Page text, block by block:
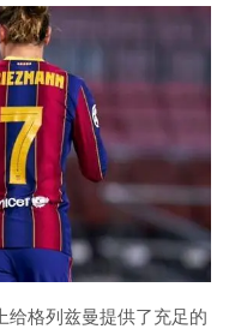
给格列兹曼提供了充足的